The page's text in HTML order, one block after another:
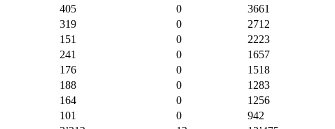
405 0 3661
319 0 2712
151 0 2223
241 0 1657
176 0 1518
188 0 1283
164 0 1256
101 0 942